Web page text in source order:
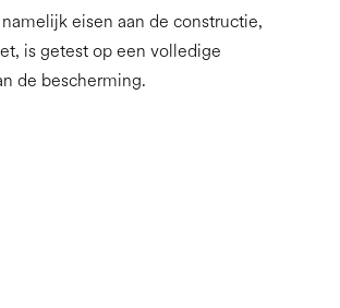
eisen aan de constructie,
is getest op een volledige
de bescherming.